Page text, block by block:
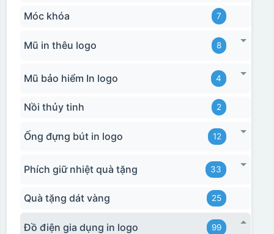
Móc khóa 7
Mũ in thêu logo 8
Mũ bảo hiểm In logo 4
Nồi thủy tinh 2
Ống đựng bút in logo 12
Phích giữ nhiệt quà tặng 33
Quà tặng dát vàng 25
Đồ điện gia dụng in logo 99